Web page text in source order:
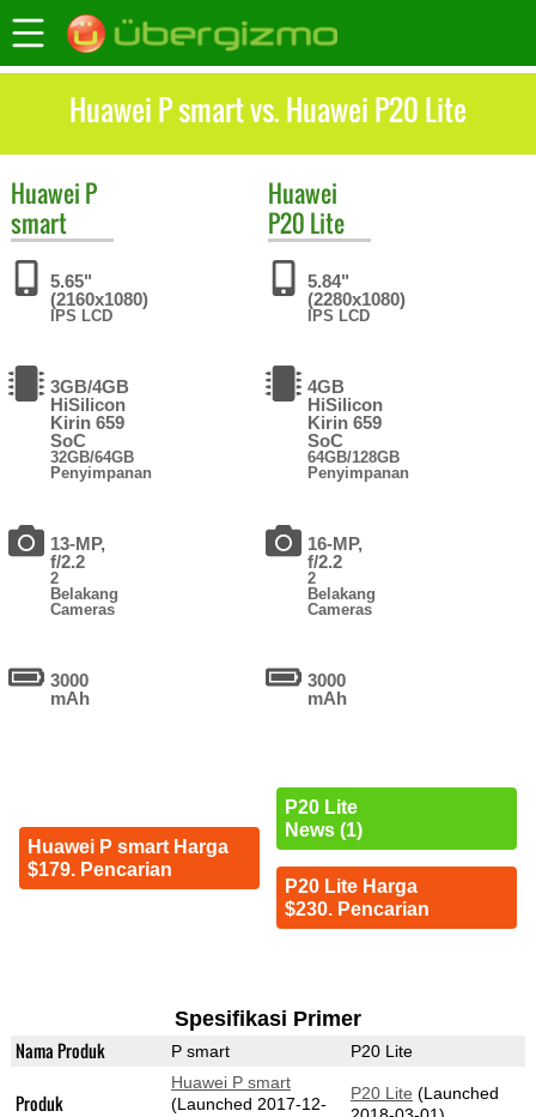
Huawei P smart vs. Huawei P20 Lite
Huawei P
smart
5.65"
(2160x1080)
IPS LCD
3GB/4GB
HiSilicon
Kirin 659
SoC
32GB/64GB
Penyimpanan
13-MP,
f/2.2
2
Belakang
Cameras
3000
mAh
Huawei P smart Harga
$179. Pencarian
Huawei
P20 Lite
5.84"
(2280x1080)
IPS LCD
4GB
HiSilicon
Kirin 659
SoC
64GB/128GB
Penyimpanan
16-MP,
f/2.2
2
Belakang
Cameras
3000
mAh
P20 Lite
News (1)
P20 Lite Harga
$230. Pencarian
Spesifikasi Primer
Nama Produk P smart P20 Lite
Produk
Huawei P smart
(Launched 2017-12-
P20 Lite (Launched